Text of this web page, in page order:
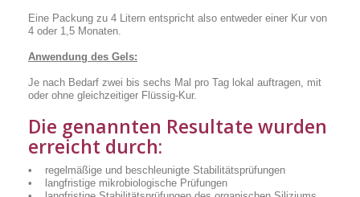
Eine Packung zu 4 Litern entspricht also entweder einer Kur von
4 oder 1,5 Monaten.
Anwendung des Gels:
Je nach Bedarf zwei bis sechs Mal pro Tag lokal auftragen, mit
oder ohne gleichzeitiger Flüssig-Kur.
Die genannten Resultate wurden
erreicht durch:
• regelmäßige und beschleunigte Stabilitätsprüfungen
• langfristige mikrobiologische Prüfungen